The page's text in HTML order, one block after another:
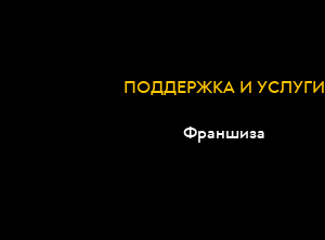
ПОДДЕРЖКА И УСЛУГИ
Франшиза